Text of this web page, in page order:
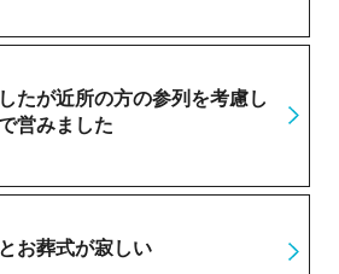
たが近所の方の参列を考慮し
営みました
お葬式が寂しい